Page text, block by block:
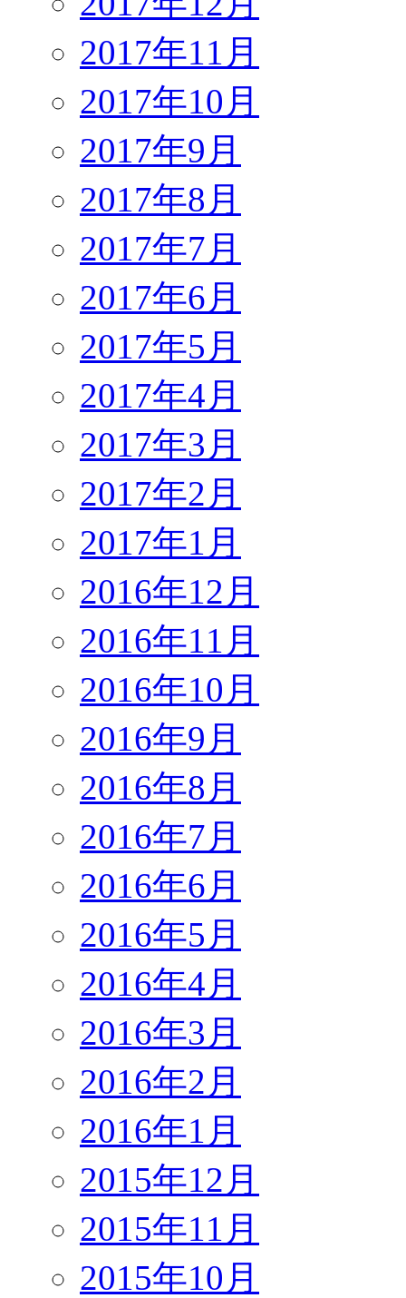
2017年11月
2017年10月
2017年9月
2017年8月
2017年7月
2017年6月
2017年5月
2017年4月
2017年3月
2017年2月
2017年1月
2016年12月
2016年11月
2016年10月
2016年9月
2016年8月
2016年7月
2016年6月
2016年5月
2016年4月
2016年3月
2016年2月
2016年1月
2015年12月
2015年11月
2015年10月